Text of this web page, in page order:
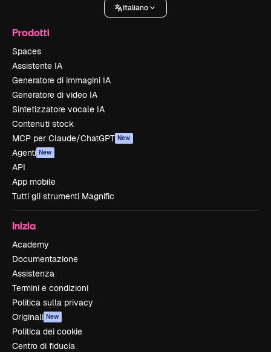
Italiano
Prodotti
Spaces
Assistente IA
Generatore di immagini IA
Generatore di video IA
Sintetizzatore vocale IA
Contenuti stock
MCP per Claude/ChatGPT New
Agenti New
API
App mobile
Tutti gli strumenti Magnific
Inizia
Academy
Documentazione
Assistenza
Termini e condizioni
Politica sulla privacy
Originali New
Politica dei cookie
Centro di fiducia